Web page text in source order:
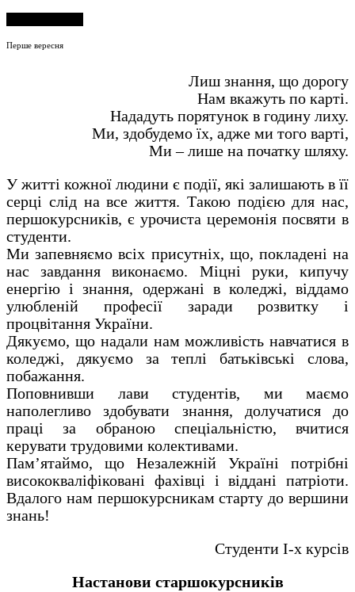
Перше вересня
Лиш знання, що дорогу
Нам вкажуть по карті.
Нададуть порятунок в годину лиху.
Ми, здобудемо їх, адже ми того варті,
Ми – лише на початку шляху.
У житті кожної людини є події, які залишають в її
серці слід на все життя. Такою подією для нас,
першокурсників, є урочиста церемонія посвяти в
студенти.
Ми запевняємо всіх присутніх, що, покладені на
нас завдання виконаємо. Міцні руки, кипучу
енергію і знання, одержані в коледжі, віддамо
улюбленій професії заради розвитку і
процвітання України.
Дякуємо, що надали нам можливість навчатися в
коледжі, дякуємо за теплі батьківські слова,
побажання.
Поповнивши лави студентів, ми маємо
наполегливо здобувати знання, долучатися до
праці за обраною спеціальністю, вчитися
керувати трудовими колективами.
Пам’ятаймо, що Незалежній Україні потрібні
висококваліфіковані фахівці і віддані патріоти.
Вдалого нам першокурсникам старту до вершини
знань!
Студенти І-х курсів
Настанови старшокурсників